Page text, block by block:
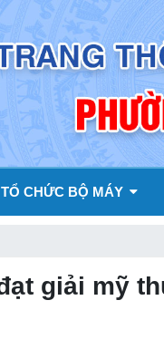
TỔ CHỨC BỘ MÁY
giải mỹ